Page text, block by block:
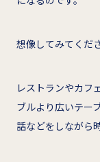
想像してみてくだ
レストランやカフ
ブルより広いテー
話などをしながら